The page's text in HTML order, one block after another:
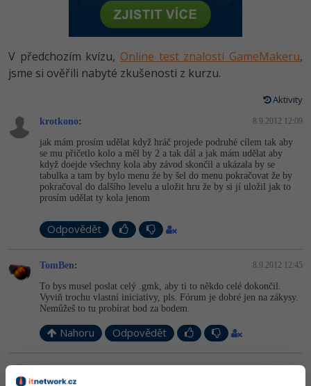
HTML5, CSS3, Bootstrap, SEO
SQL a databáze
UML a návrhové vzory
React
Spring
ASP.NET MVC
Best practices
JavaScript
HTML / CSS
UML a návrhové vzory
MySQL/MariaDB
MS-SQL
Vývojář mobilních aplikací
C# Game developer
Tester
Systémový administrátor
Grafik / UX/UI návrhář
3D grafik
Projektový manažer
Databázový analytik
Copywriter
WordPress specialista
Python -80%
-80%
PHP -80%
Swift -80%
Kotlin -80%
-80%
VB.NET
Návrh SW -80%
Algoritmy -41%
-10%
V předchozím kvízu, Online test znalostí GameMakeru,
jsme si ověřili nabyté zkušenosti z kurzu.
Aktivity
krotkono: 8.9.2012 12:09
jak mám prosím udělat když hráč projede podruhé cílem tak aby
se mu přičetlo kolo a měl by 2 a tak dál a jak mám udělat aby
když doejde všechny kola aby závod skončil a ukázala by se
tabulka a tam by bylo menu že by šel do menu pokračovat že by
pokračoval do dalšího levelu a uložit hru že by si jí uložil jak to
prosím udělat ty kola jenom
Odpovědět
TomBen: 8.9.2012 12:45
To bys musel poslat celý .gmk, aby ti to někdo celé dokončil.
Vyviň trochu vlastní iniciativy, pls. Fórum je dobré jen na zákysy.
Nemůžeš to tu probírat bod za bodem.
Nahoru Odpovědět
David Hartinger